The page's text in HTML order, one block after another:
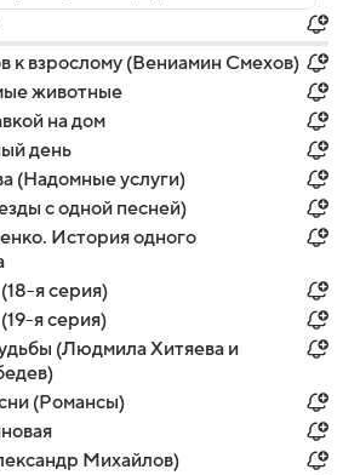
к взрослому (Вениамин Смехов)
животные
на дом
день
(Надомные услуги)
с одной песней)
История одного
я серия)
я серия)
(Людмила Хитяева и
(Романсы)
Михайлов)